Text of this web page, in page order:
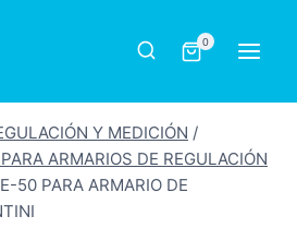
0
Y MEDICIÓN /
ARMARIOS DE REGULACIÓN
50 PARA ARMARIO DE